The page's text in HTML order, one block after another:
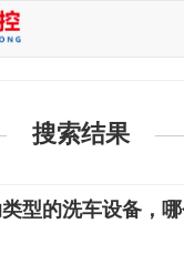
搜索结果
型的洗车设备，